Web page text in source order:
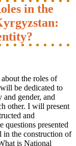
in the
the roles of
be dedicated to
gender, and
other. I will present
and
questions presented
in the construction of
is National